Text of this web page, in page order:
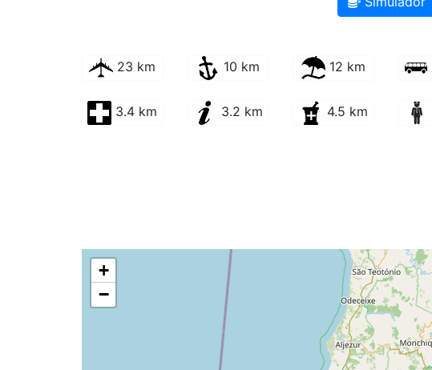
23 km 10 km 12 km
3.4 km 3.2 km 4.5 km
+
−